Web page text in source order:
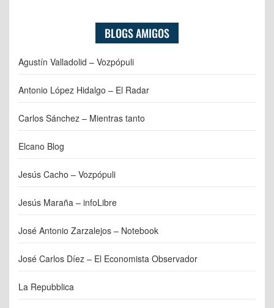
BLOGS AMIGOS
Agustín Valladolid – Vozpópuli
Antonio López Hidalgo – El Radar
Carlos Sánchez – Mientras tanto
Elcano Blog
Jesús Cacho – Vozpópuli
Jesús Maraña – infoLibre
José Antonio Zarzalejos – Notebook
José Carlos Díez – El Economista Observador
La Repubblica